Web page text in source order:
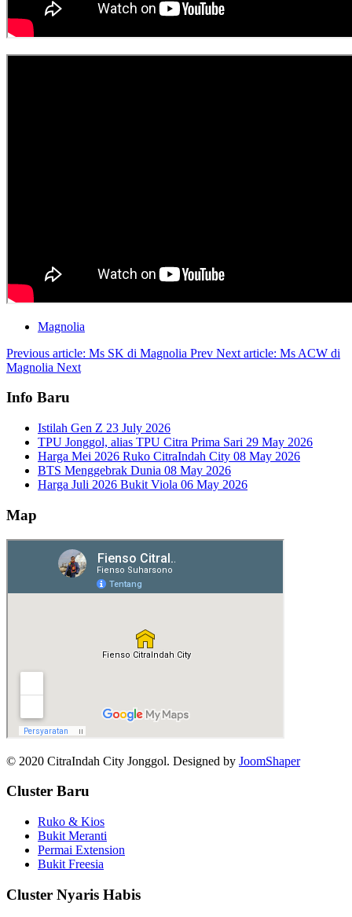
Magnolia
Previous article: Ms SK di Magnolia Prev Next article: Ms ACW di
Magnolia Next
Info Baru
Istilah Gen Z 23 July 2026
TPU Jonggol, alias TPU Citra Prima Sari 29 May 2026
Harga Mei 2026 Ruko CitraIndah City 08 May 2026
BTS Menggebrak Dunia 08 May 2026
Harga Juli 2026 Bukit Viola 06 May 2026
Map
© 2020 CitraIndah City Jonggol. Designed by JoomShaper
Cluster Baru
Ruko & Kios
Bukit Meranti
Permai Extension
Bukit Freesia
Cluster Nyaris Habis